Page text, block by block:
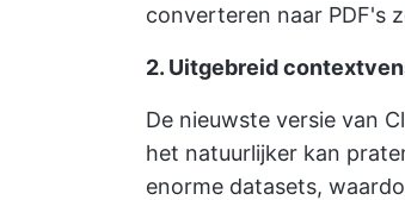
converteren naar PDF's
2. Uitgebreid
De nieuwste versie van
het natuurlijker kan
enorme datasets,